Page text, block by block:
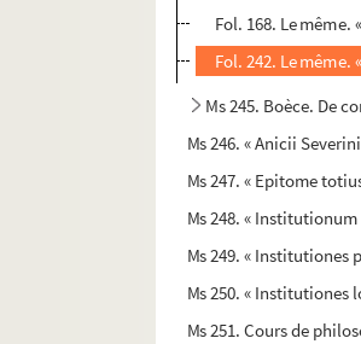
Fol. 168. Le
Fol. 242. Le
Ms 245. Boèce. De
Ms 246. « Anicii
Ms 247. « Epitome
Ms 248. «
Ms 249. « Institutiones
Ms 250. «
Ms 251. Cours de